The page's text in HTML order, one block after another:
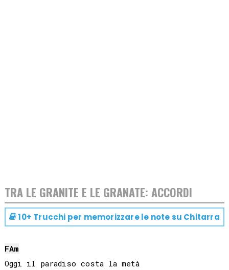
TRA LE GRANITE E LE GRANATE: ACCORDI
10+ Trucchi per memorizzare le note su Chitarra
FAm
Oggi il paradiso costa la metà